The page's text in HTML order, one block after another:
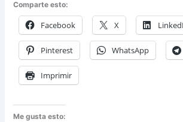
Comparte esto:
Facebook X
Pinterest WhatsApp
Imprimir
Me gusta esto: